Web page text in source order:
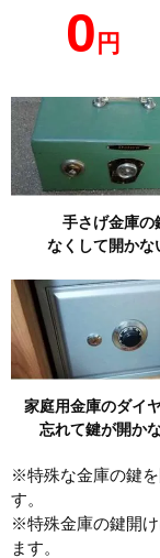
0 円
手さげ金庫の
なくして開かな
家庭用金庫のダイ
忘れて鍵が開か
※特殊な金庫の鍵
す。
※特殊金庫の鍵開
ます。